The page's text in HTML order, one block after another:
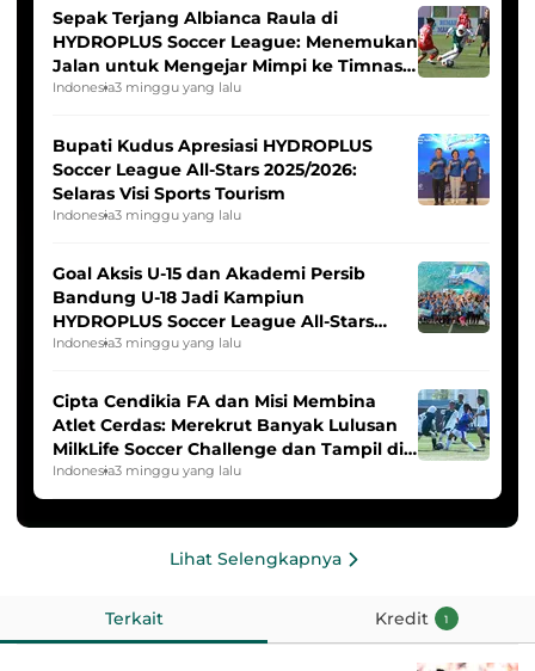
Sepak Terjang Albianca Raula di
HYDROPLUS Soccer League: Menemukan
Jalan untuk Mengejar Mimpi ke Timnas
Indonesia Putri
Indonesia3 minggu yang lalu
Bupati Kudus Apresiasi HYDROPLUS
Soccer League All-Stars 2025/2026:
Selaras Visi Sports Tourism
Indonesia3 minggu yang lalu
Goal Aksis U-15 dan Akademi Persib
Bandung U-18 Jadi Kampiun
HYDROPLUS Soccer League All-Stars
2025/2026
Indonesia3 minggu yang lalu
Cipta Cendikia FA dan Misi Membina
Atlet Cerdas: Merekrut Banyak Lulusan
MilkLife Soccer Challenge dan Tampil di
HYDROPLUS Soccer League
Indonesia3 minggu yang lalu
Lihat Selengkapnya
Terkait Kredit 1